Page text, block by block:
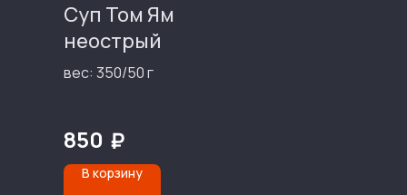
Суп Том Ям
неострый
вес: 350/50 г
850 ₽
В корзину